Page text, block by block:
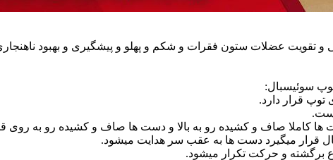
تقویت عضلات ستون فقرات و شکم و پهلو و پیشگیری و بهبود
سوئیسبال: